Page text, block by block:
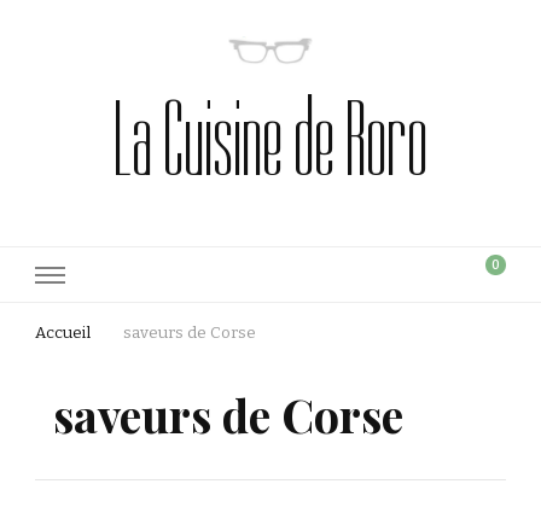
La Cuisine de Roro
0
Accueil saveurs de Corse
saveurs de Corse